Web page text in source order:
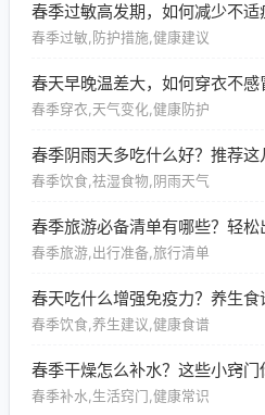
春季过敏高发期，如何减少不适
春季过敏,防护措施,健康建议
春天早晚温差大，如何穿衣不感
春季穿衣,天气变化,健康防护
春季阴雨天多吃什么好？推荐
春季饮食,祛湿食物,阴雨天气
春季旅游必备清单有哪些？轻松
春季旅游,出行准备,旅行清单
春天吃什么增强免疫力？养生食
春季饮食,养生建议,健康食谱
春季干燥怎么补水？这些小窍门
春季补水,生活窍门,健康常识